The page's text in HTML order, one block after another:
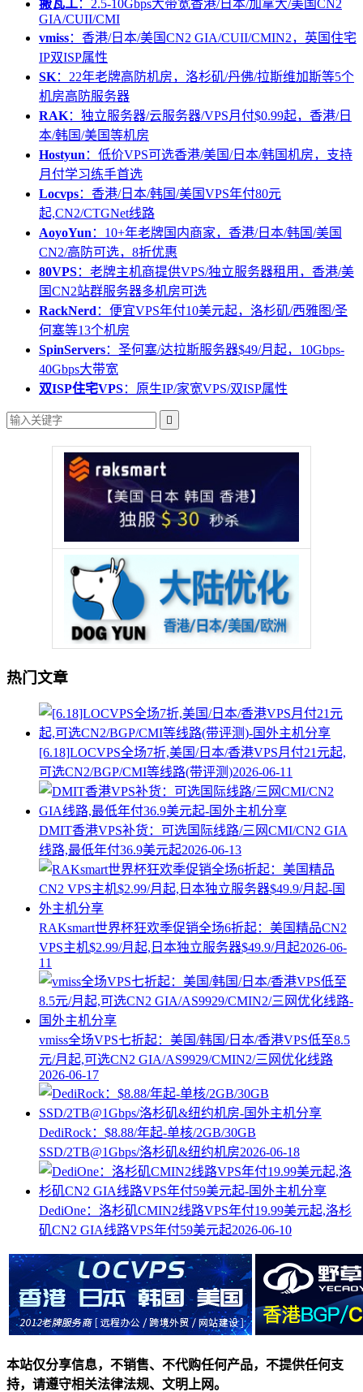
搬瓦工：2.5-10Gbps大带宽香港/日本/加拿大/美国CN2
GIA/CUII/CMI
vmiss：香港/日本/美国CN2 GIA/CUII/CMIN2，英国住宅
IP双ISP属性
SK：22年老牌高防机房，洛杉矶/丹佛/拉斯维加斯等5个
机房高防服务器
RAK：独立服务器/云服务器/VPS月付$0.99起，香港/日
本/韩国/美国等机房
Hostyun ：低价VPS可选香港/美国/日本/韩国机房，支持
月付学习练手首选
Locvps：香港/日本/韩国/美国VPS年付80元
起,CN2/CTGNet线路
AoyoYun ：10+年老牌国内商家，香港/日本/韩国/美国
CN2/高防可选，8折优惠
80VPS：老牌主机商提供VPS/独立服务器租用，香港/美
国CN2站群服务器多机房可选
RackNerd ：便宜VPS年付10美元起，洛杉矶/西雅图/圣
何塞等13个机房
SpinServers：圣何塞/达拉斯服务器$49/月起，10Gbps-
40Gbps大带宽
双ISP住宅VPS：原生IP/家宽VPS/双ISP属性

热门文章
[6.18]LOCVPS全场7折,美国/日本/香港VPS月付21元起,
可选CN2/BGP/CMI等线路(带评测)2026-06-11
DMIT香港VPS补货：可选国际线路/三网CMI/CN2 GIA
线路,最低年付36.9美元起2026-06-13
RAKsmart世界杯狂欢季促销全场6折起：美国精品CN2
VPS主机$2.99/月起,日本独立服务器$49.9/月起2026-06-
11
vmiss全场VPS七折起：美国/韩国/日本/香港VPS低至8.5
元/月起,可选CN2 GIA/AS9929/CMIN2/三网优化线路
2026-06-17
DediRock：$8.88/年起-单核/2GB/30GB
SSD/2TB@1Gbps/洛杉矶&纽约机房2026-06-18
DediOne：洛杉矶CMIN2线路VPS年付19.99美元起,洛杉
矶CN2 GIA线路VPS年付59美元起2026-06-10
本站仅分享信息，不销售、不代购任何产品，不提供任何支
持，请遵守相关法律法规、文明上网。